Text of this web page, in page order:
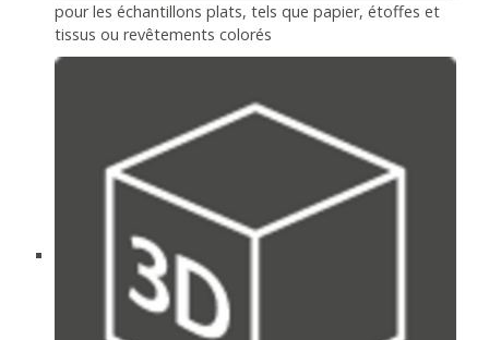
pour les échantillons plats, tels que papier, étoffes et
tissus ou revêtements colorés